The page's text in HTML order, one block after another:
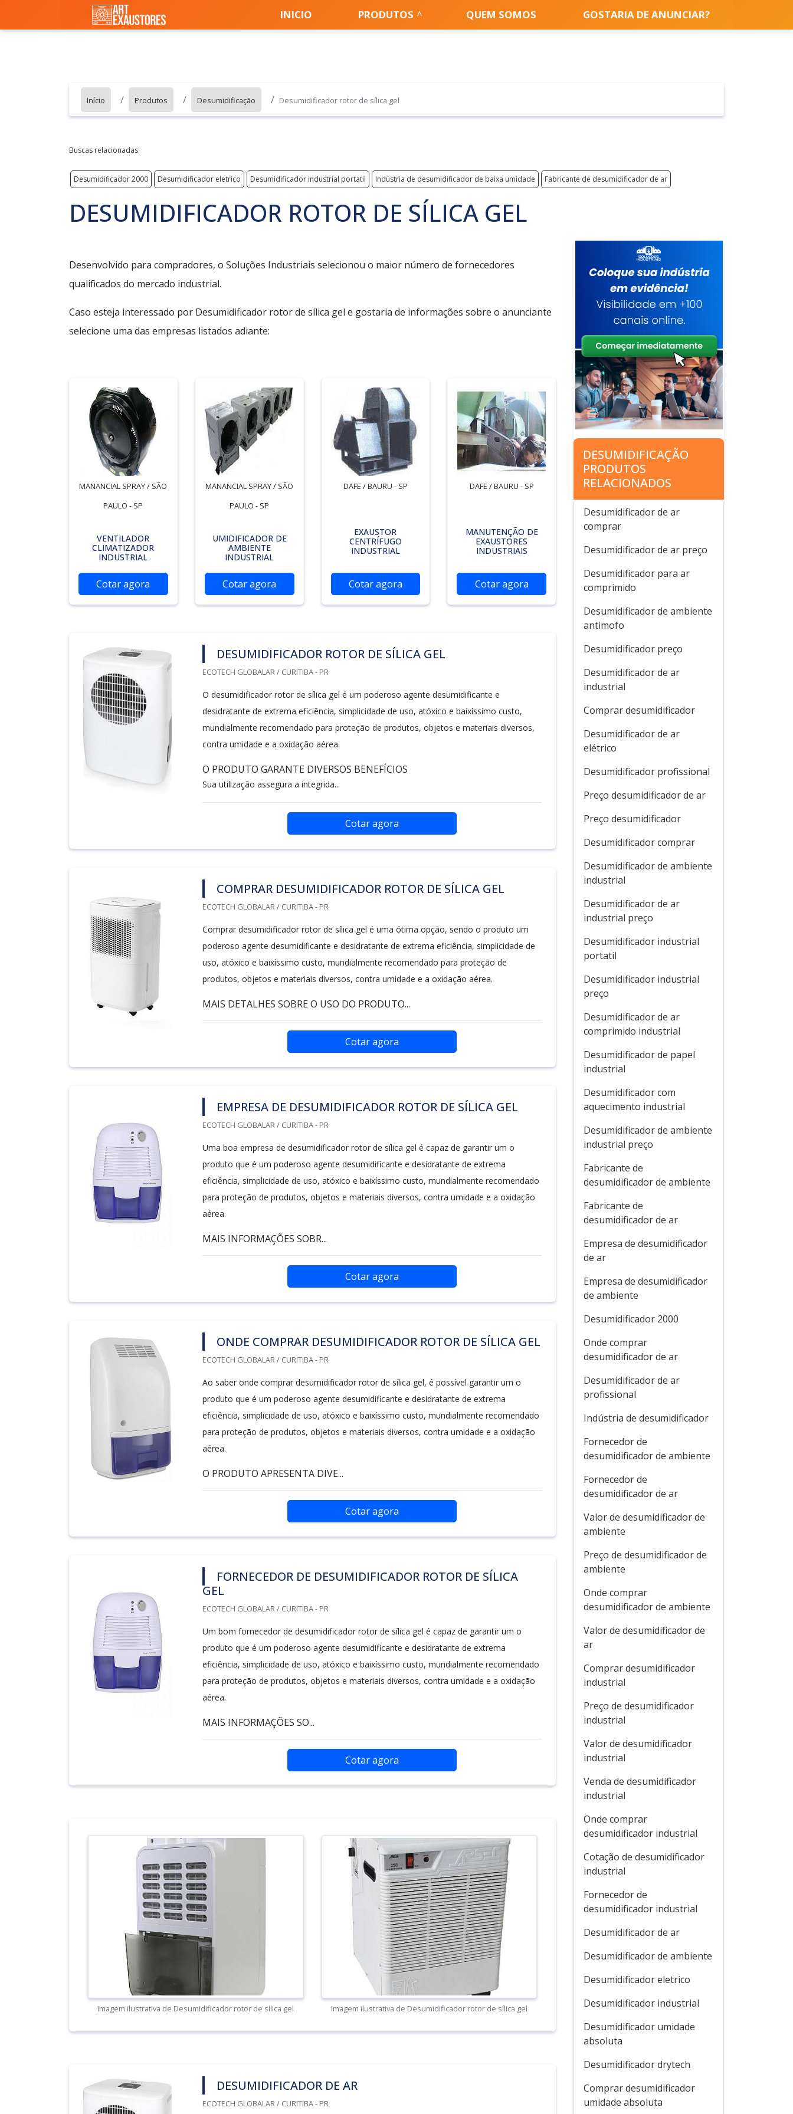
INICIO PRODUTOS QUEM SOMOS GOSTARIA DE ANUNCIAR?
Início Produtos Desumidificação Desumidificador rotor de sílica gel
Buscas relacionadas:
Desumidificador 2000 Desumidificador eletrico Desumidificador industrial portatil Indústria de desumidificador de baixa umidade Fabricante de desumidificador de ar
DESUMIDIFICADOR ROTOR DE SÍLICA GEL
Desenvolvido para compradores, o Soluções Industriais selecionou o maior número de fornecedores
qualificados do mercado industrial.
Caso esteja interessado por Desumidificador rotor de sílica gel e gostaria de informações sobre o anunciante
selecione uma das empresas listados adiante:
MANANCIAL SPRAY / SÃO
PAULO - SP
VENTILADOR
CLIMATIZADOR
INDUSTRIAL
Cotar agora
MANANCIAL SPRAY / SÃO
PAULO - SP
UMIDIFICADOR DE
AMBIENTE
INDUSTRIAL
Cotar agora
DAFE / BAURU - SP
EXAUSTOR
CENTRÍFUGO
INDUSTRIAL
Cotar agora
DAFE / BAURU - SP
MANUTENÇÃO DE
EXAUSTORES
INDUSTRIAIS
Cotar agora
DESUMIDIFICADOR ROTOR DE SÍLICA GEL
ECOTECH GLOBALAR / CURITIBA - PR
O desumidificador rotor de sílica gel é um poderoso agente desumidificante e
desidratante de extrema eficiência, simplicidade de uso, atóxico e baixíssimo custo,
mundialmente recomendado para proteção de produtos, objetos e materiais diversos,
contra umidade e a oxidação aérea.
O PRODUTO GARANTE DIVERSOS BENEFÍCIOS
Sua utilização assegura a integrida...
Cotar agora
COMPRAR DESUMIDIFICADOR ROTOR DE SÍLICA GEL
ECOTECH GLOBALAR / CURITIBA - PR
Comprar desumidificador rotor de sílica gel é uma ótima opção, sendo o produto um
poderoso agente desumidificante e desidratante de extrema eficiência, simplicidade de
uso, atóxico e baixíssimo custo, mundialmente recomendado para proteção de
produtos, objetos e materiais diversos, contra umidade e a oxidação aérea.
MAIS DETALHES SOBRE O USO DO PRODUTO...
Cotar agora
EMPRESA DE DESUMIDIFICADOR ROTOR DE SÍLICA GEL
ECOTECH GLOBALAR / CURITIBA - PR
Uma boa empresa de desumidificador rotor de sílica gel é capaz de garantir um o
produto que é um poderoso agente desumidificante e desidratante de extrema
eficiência, simplicidade de uso, atóxico e baixíssimo custo, mundialmente recomendado
para proteção de produtos, objetos e materiais diversos, contra umidade e a oxidação
aérea.
MAIS INFORMAÇÕES SOBR...
Cotar agora
ONDE COMPRAR DESUMIDIFICADOR ROTOR DE SÍLICA GEL
ECOTECH GLOBALAR / CURITIBA - PR
Ao saber onde comprar desumidificador rotor de sílica gel, é possível garantir um o
produto que é um poderoso agente desumidificante e desidratante de extrema
eficiência, simplicidade de uso, atóxico e baixíssimo custo, mundialmente recomendado
para proteção de produtos, objetos e materiais diversos, contra umidade e a oxidação
aérea.
O PRODUTO APRESENTA DIVE...
Cotar agora
FORNECEDOR DE DESUMIDIFICADOR ROTOR DE SÍLICA
GEL
ECOTECH GLOBALAR / CURITIBA - PR
Um bom fornecedor de desumidificador rotor de sílica gel é capaz de garantir um o
produto que é um poderoso agente desumidificante e desidratante de extrema
eficiência, simplicidade de uso, atóxico e baixíssimo custo, mundialmente recomendado
para proteção de produtos, objetos e materiais diversos, contra umidade e a oxidação
aérea.
MAIS INFORMAÇÕES SO...
Cotar agora
Imagem ilustrativa de Desumidificador rotor de sílica gel Imagem ilustrativa de Desumidificador rotor de sílica gel
DESUMIDIFICADOR DE AR
ECOTECH GLOBALAR / CURITIBA - PR
DESUMIDIFICAÇÃO
PRODUTOS
RELACIONADOS
Desumidificador de ar
comprar
Desumidificador de ar preço
Desumidificador para ar
comprimido
Desumidificador de ambiente
antimofo
Desumidificador preço
Desumidificador de ar
industrial
Comprar desumidificador
Desumidificador de ar
elétrico
Desumidificador profissional
Preço desumidificador de ar
Preço desumidificador
Desumidificador comprar
Desumidificador de ambiente
industrial
Desumidificador de ar
industrial preço
Desumidificador industrial
portatil
Desumidificador industrial
preço
Desumidificador de ar
comprimido industrial
Desumidificador de papel
industrial
Desumidificador com
aquecimento industrial
Desumidificador de ambiente
industrial preço
Fabricante de
desumidificador de ambiente
Fabricante de
desumidificador de ar
Empresa de desumidificador
de ar
Empresa de desumidificador
de ambiente
Desumidificador 2000
Onde comprar
desumidificador de ar
Desumidificador de ar
profissional
Indústria de desumidificador
Fornecedor de
desumidificador de ambiente
Fornecedor de
desumidificador de ar
Valor de desumidificador de
ambiente
Preço de desumidificador de
ambiente
Onde comprar
desumidificador de ambiente
Valor de desumidificador de
ar
Comprar desumidificador
industrial
Preço de desumidificador
industrial
Valor de desumidificador
industrial
Venda de desumidificador
industrial
Onde comprar
desumidificador industrial
Cotação de desumidificador
industrial
Fornecedor de
desumidificador industrial
Desumidificador de ar
Desumidificador de ambiente
Desumidificador eletrico
Desumidificador industrial
Desumidificador umidade
absoluta
Desumidificador drytech
Comprar desumidificador
umidade absoluta